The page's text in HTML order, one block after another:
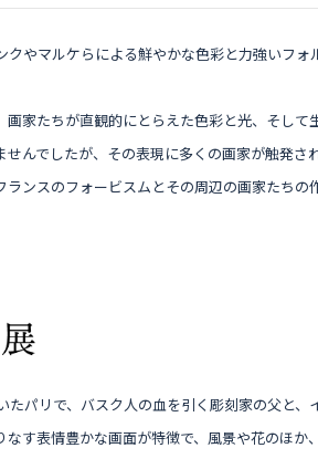
やマルケらによる鮮やかな色彩と力強いフ
家たちが直観的にとらえた色彩と光、そして
んでしたが、その表現に多くの画家が触発
ンスのフォービスムとその周辺の画家たちの
パリで、バスク人の血を引く彫刻家の父と、
す表情豊かな画面が特徴で、風景や花のほ